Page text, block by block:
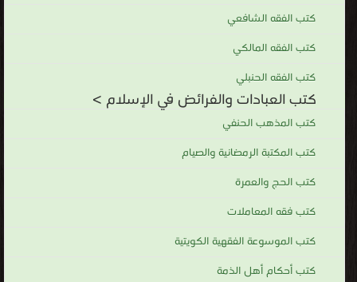
كتب الفقه الشافعي
كتب الفقه المالكي
كتب الفقه الحنبلي
كتب العبادات والفرائض في الإسلام >
كتب المذهب الحنفي
كتب المكتبة الرمضانية والصيام
كتب الحج والعمرة
كتب فقه المعاملات
كتب الموسوعة الفقهية الكويتية
كتب أحكام أهل الذمة